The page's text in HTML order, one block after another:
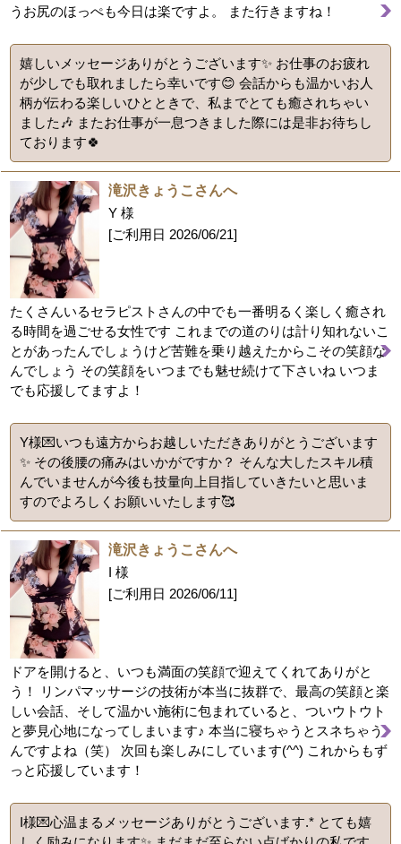
うお尻のほっぺも今日は楽ですよ。 また行きますね！
嬉しいメッセージありがとうございます✨️ お仕事のお疲れ
が少しでも取れましたら幸いです😊 会話からも温かいお人
柄が伝わる楽しいひとときで、私までとても癒されちゃい
ました🎶 またお仕事が一息つきました際には是非お待ちし
ております🍀
滝沢きょうこさんへ
Y 様
[ご利用日 2026/06/21]
たくさんいるセラピストさんの中でも一番明るく楽しく癒され
る時間を過ごせる女性です これまでの道のりは計り知れないこ
とがあったんでしょうけど苦難を乗り越えたからこその笑顔な
んでしょう その笑顔をいつまでも魅せ続けて下さいね いつま
でも応援してますよ！
Y様💌いつも遠方からお越しいただきありがとうございます
✨ その後腰の痛みはいかがですか？ そんな大したスキル積
んでいませんが今後も技量向上目指していきたいと思いま
すのでよろしくお願いいたします🥰
滝沢きょうこさんへ
I 様
[ご利用日 2026/06/11]
ドアを開けると、いつも満面の笑顔で迎えてくれてありがと
う！ リンパマッサージの技術が本当に抜群で、最高の笑顔と楽
しい会話、そして温かい施術に包まれていると、ついウトウト
と夢見心地になってしまいます♪ 本当に寝ちゃうとスネちゃう
んですよね（笑） 次回も楽しみにしています(^^) これからもず
っと応援しています！
I様💌心温まるメッセージありがとうございます.* とても嬉